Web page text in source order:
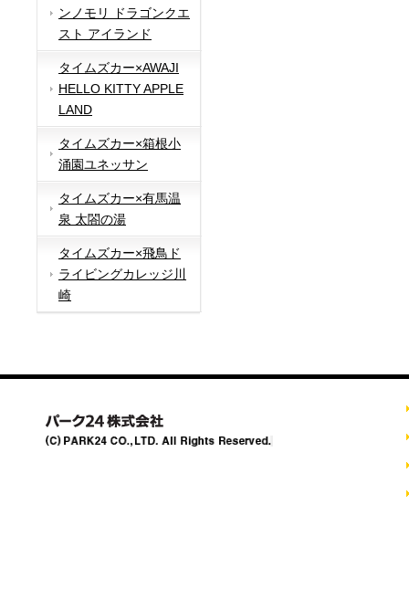
ンノモリ ドラゴンクエ
スト アイランド
タイムズカー×AWAJI
HELLO KITTY APPLE
LAND
タイムズカー×箱根小
涌園ユネッサン
タイムズカー×有馬温
泉 太閤の湯
タイムズカー×飛鳥ド
ライビングカレッジ川
崎